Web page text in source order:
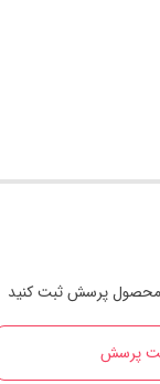
محصول پرسش ثبت کنید
پرسش